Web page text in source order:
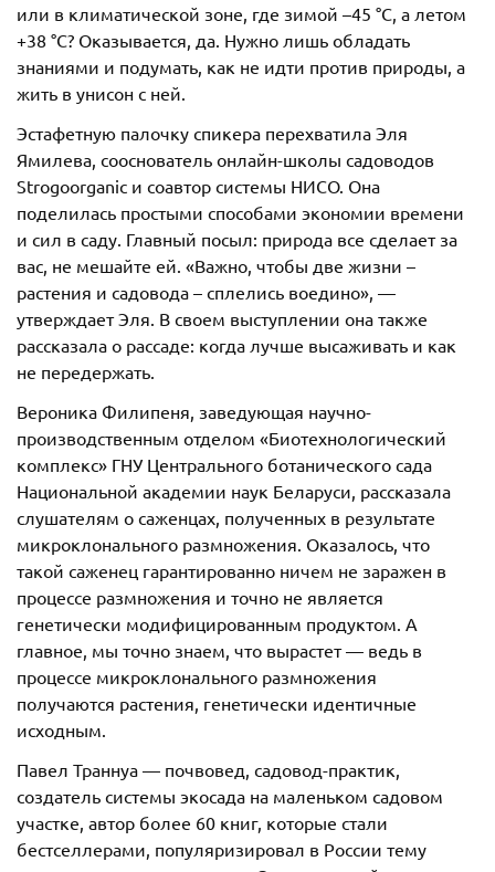
или в климатической зоне, где зимой –45 °С, а летом
+38 °С? Оказывается, да. Нужно лишь обладать
знаниями и подумать, как не идти против природы, а
жить в унисон с ней.
Эстафетную палочку спикера перехватила Эля
Ямилева, сооснователь онлайн-школы садоводов
Strogoorganic и соавтор системы НИСО. Она
поделилась простыми способами экономии времени
и сил в саду. Главный посыл: природа все сделает за
вас, не мешайте ей. «Важно, чтобы две жизни –
растения и садовода – сплелись воедино», —
утверждает Эля. В своем выступлении она также
рассказала о рассаде: когда лучше высаживать и как
не передержать.
Вероника Филипеня, заведующая научно-
производственным отделом «Биотехнологический
комплекс» ГНУ Центрального ботанического сада
Национальной академии наук Беларуси, рассказала
слушателям о саженцах, полученных в результате
микроклонального размножения. Оказалось, что
такой саженец гарантированно ничем не заражен в
процессе размножения и точно не является
генетически модифицированным продуктом. А
главное, мы точно знаем, что вырастет — ведь в
процессе микроклонального размножения
получаются растения, генетически идентичные
исходным.
Павел Траннуа — почвовед, садовод-практик,
создатель системы экосада на маленьком садовом
участке, автор более 60 книг, которые стали
бестселлерами, популяризировал в России тему